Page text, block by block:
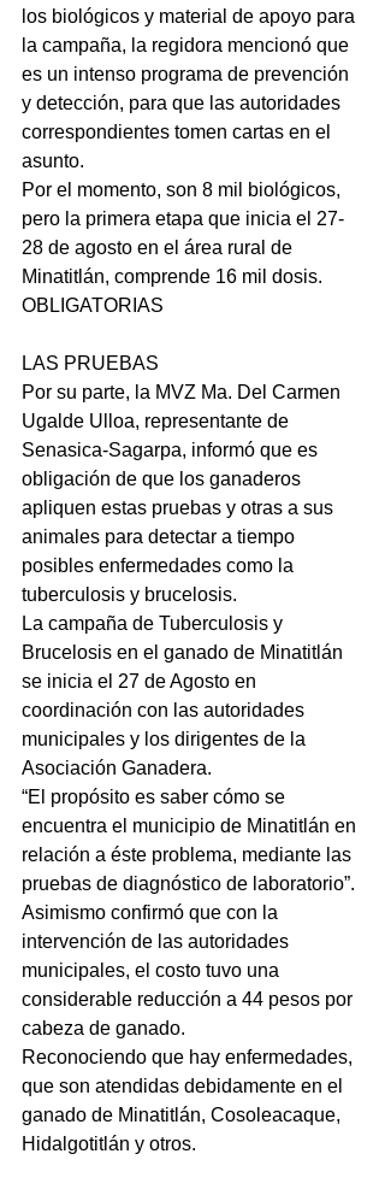
los biológicos y material de apoyo para
la campaña, la regidora mencionó que
es un intenso programa de prevención
y detección, para que las autoridades
correspondientes tomen cartas en el
asunto.
Por el momento, son 8 mil biológicos,
pero la primera etapa que inicia el 27-
28 de agosto en el área rural de
Minatitlán, comprende 16 mil dosis.
OBLIGATORIAS
LAS PRUEBAS
Por su parte, la MVZ Ma. Del Carmen
Ugalde Ulloa, representante de
Senasica-Sagarpa, informó que es
obligación de que los ganaderos
apliquen estas pruebas y otras a sus
animales para detectar a tiempo
posibles enfermedades como la
tuberculosis y brucelosis.
La campaña de Tuberculosis y
Brucelosis en el ganado de Minatitlán
se inicia el 27 de Agosto en
coordinación con las autoridades
municipales y los dirigentes de la
Asociación Ganadera.
“El propósito es saber cómo se
encuentra el municipio de Minatitlán en
relación a éste problema, mediante las
pruebas de diagnóstico de laboratorio”.
Asimismo confirmó que con la
intervención de las autoridades
municipales, el costo tuvo una
considerable reducción a 44 pesos por
cabeza de ganado.
Reconociendo que hay enfermedades,
que son atendidas debidamente en el
ganado de Minatitlán, Cosoleacaque,
Hidalgotitlán y otros.